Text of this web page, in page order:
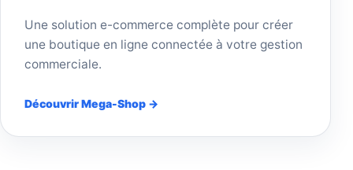
Une solution e-commerce complète pour créer
une boutique en ligne connectée à votre gestion
commerciale.
Découvrir Mega-Shop →